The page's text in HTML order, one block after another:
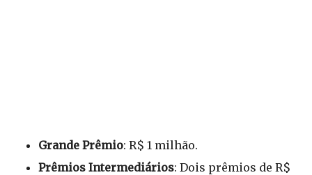
Grande Prêmio: R$ 1 milhão.
Prêmios Intermediários: Dois prêmios de R$